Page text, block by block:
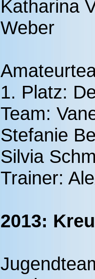
Katharina
Weber
1. Platz:
Team:
Stefanie
Silvia
Trainer:
2013: